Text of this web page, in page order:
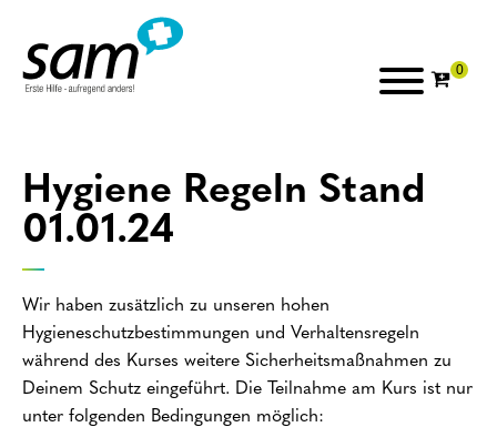
Hygiene Regeln Stand
01.01.24
Wir haben zusätzlich zu unseren hohen
Hygieneschutzbestimmungen und Verhaltensregeln
während des Kurses weitere Sicherheitsmaßnahmen zu
Deinem Schutz eingeführt. Die Teilnahme am Kurs ist nur
unter folgenden Bedingungen möglich: